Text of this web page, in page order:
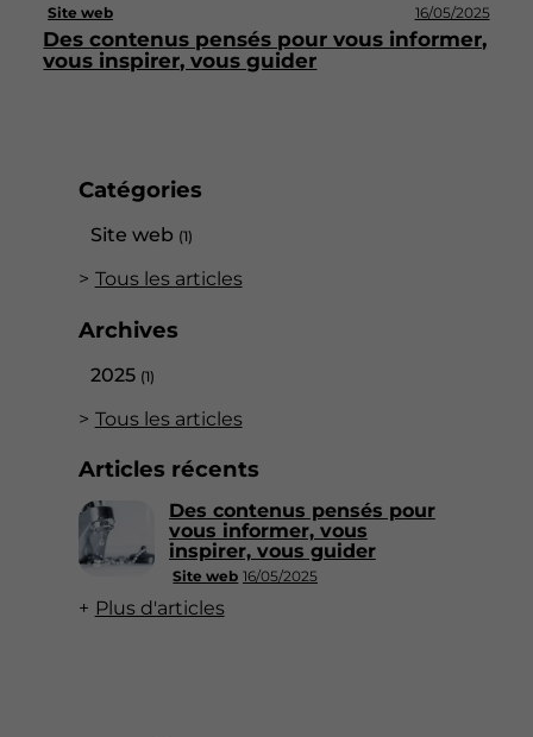
Catégories
Site web (1)
Tous les articles
Archives
2025 (1)
Tous les articles
Articles récents
Site web 16/05/2025
Des contenus pensés pour
vous informer, vous
inspirer, vous guider
Plus d'articles
Site web 16/05/2025
Des contenus pensés pour vous informer,
vous inspirer, vous guider